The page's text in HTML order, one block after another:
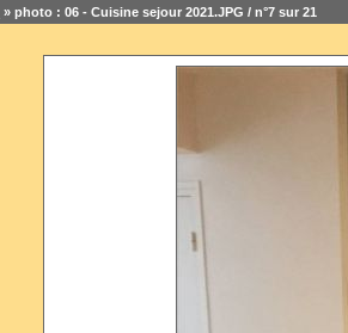
» photo : 06 - Cuisine sejour 2021.JPG / n°7 sur 21